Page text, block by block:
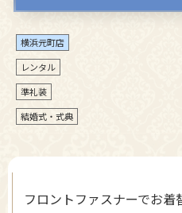
横浜元町店
レンタル
準礼装
結婚式・式典
フロントファスナーでお着